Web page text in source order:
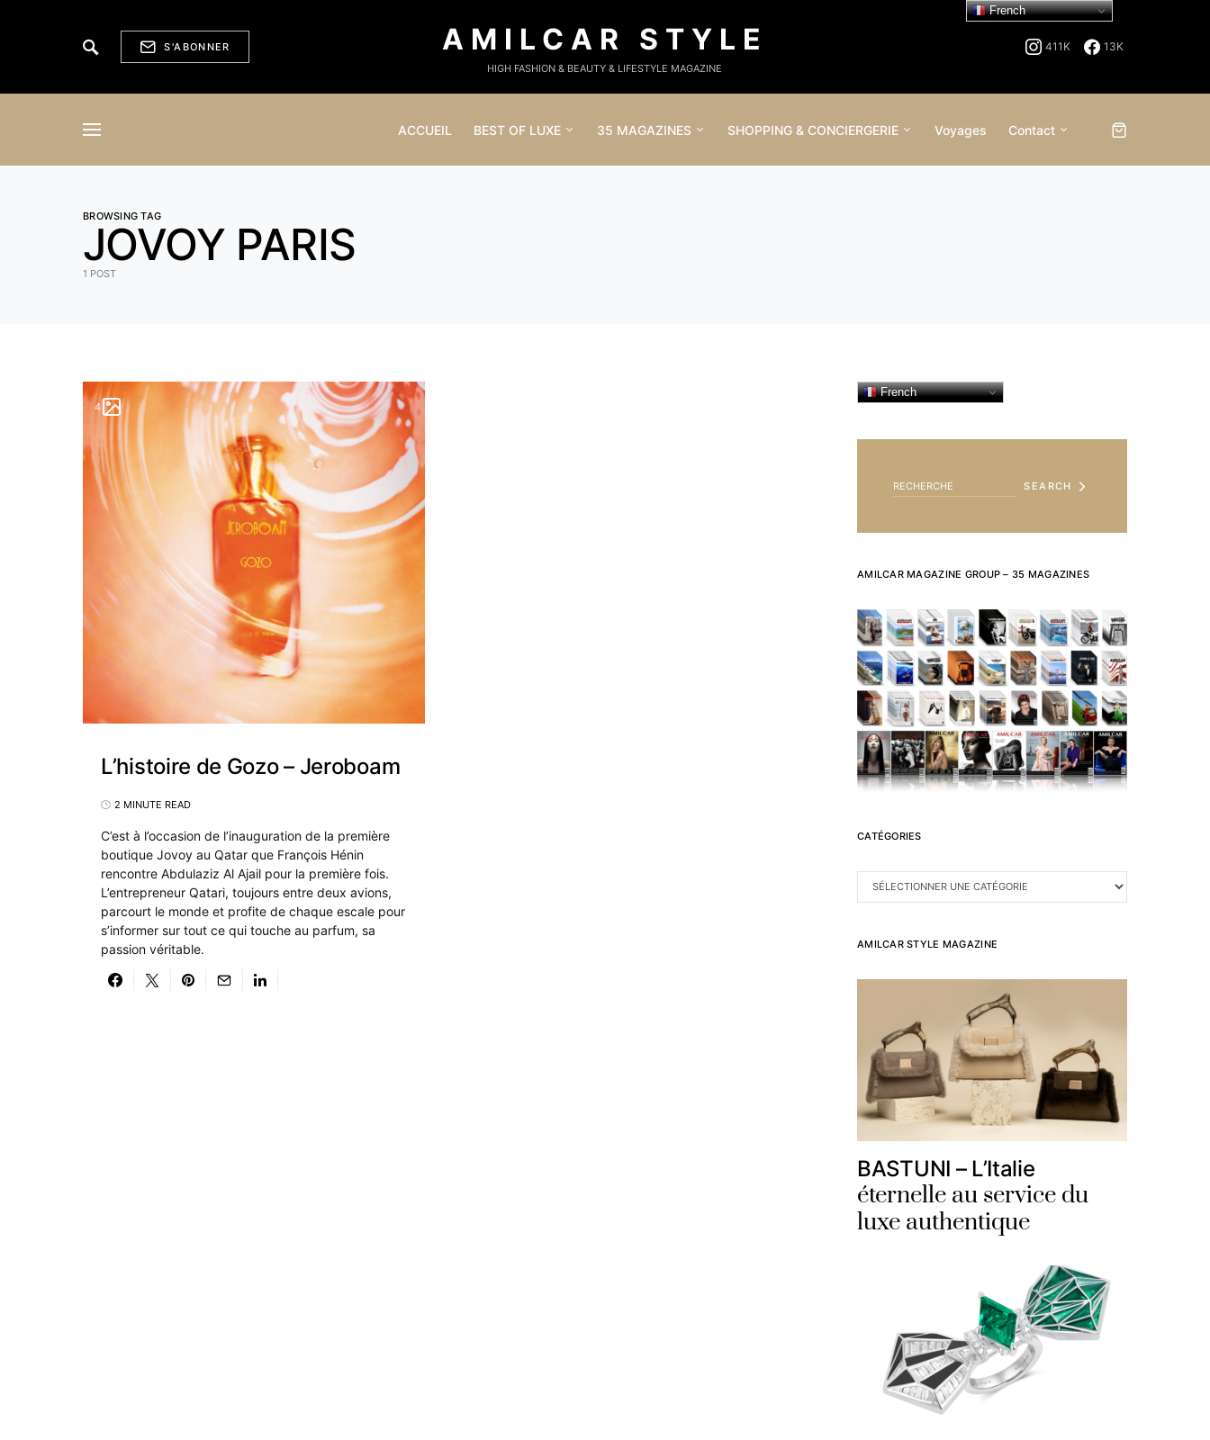
S'ABONNER AMILCAR STYLE
HIGH FASHION & BEAUTY & LIFESTYLE MAGAZINE
411K 13K
ACCUEIL BEST OF LUXE 35 MAGAZINES SHOPPING & CONCIERGERIE Voyages Contact
BROWSING TAG
JOVOY PARIS
1 POST
4
L’histoire de Gozo – Jeroboam
2 MINUTE READ
C’est à l’occasion de l’inauguration de la première
boutique Jovoy au Qatar que François Hénin
rencontre Abdulaziz Al Ajail pour la première fois.
L’entrepreneur Qatari, toujours entre deux avions,
parcourt le monde et profite de chaque escale pour
s’informer sur tout ce qui touche au parfum, sa
passion véritable.
French
SEARCH
AMILCAR MAGAZINE GROUP – 35 MAGAZINES
CATÉGORIES
CATÉGORIES
AMILCAR STYLE MAGAZINE
BASTUNI – L’Italie
éternelle au service du
luxe authentique
French